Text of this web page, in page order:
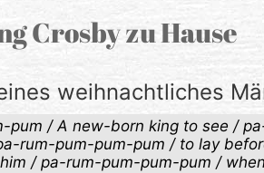
Crosby zu Hause
weihnachtliches
pum / A new-born king to see /
rum-pum-pum-pum / to lay
/ pa-rum-pum-pum-pum /